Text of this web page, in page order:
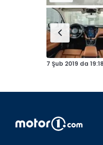
7 Şub 2019 da 19:18